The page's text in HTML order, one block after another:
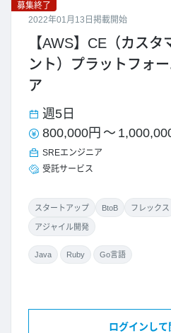
募集終了
2022年01月13日掲載開始
【AWS】CE（カス
ント）プラットフォ
ア
週5日
800,000円 ～
SREエンジニア
受託サービス
スタートアップ BtoB フレックス
アジャイル開発
Java Ruby Go言語
ログインして